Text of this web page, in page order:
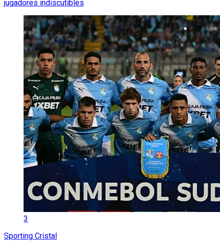
jugadores indiscutibles
3
Sporting Cristal